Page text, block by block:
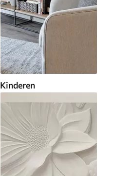
Kinderen